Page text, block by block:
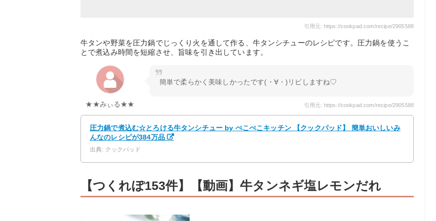
引用元: https://cookpad.com/recipe/2905588
牛タンや野菜を圧力鍋でじっくり火を通して作る、牛タンシチューのレシピです。圧力鍋を使うこ
とで煮込み時間を短縮させ、旨味を引き出しています。
★★みぃる★★
簡単で柔らかく美味しかったです(・∀・)リピしますね♡
引用元: https://cookpad.com/recipe/2905588
圧力鍋で煮込む☆とろける牛タンシチュー by ぺこぺこキッチン 【クックパッド】 簡単おいしいみ
んなのレシピが384万品
出典: クックパッド
【つくれぽ153件】【動画】牛タンネギ塩レモンだれ